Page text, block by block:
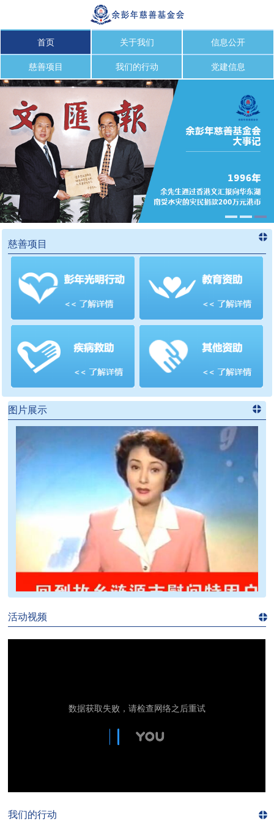
首页 关于我们 信息公开
慈善项目 我们的行动 党建信息
慈善项目
进入慈
>>
图片展示
建信息
>>
活动视频
我们的行动